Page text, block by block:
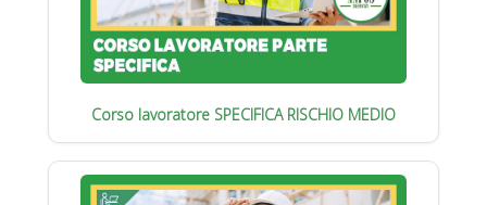
Corso lavoratore SPECIFICA RISCHIO MEDIO